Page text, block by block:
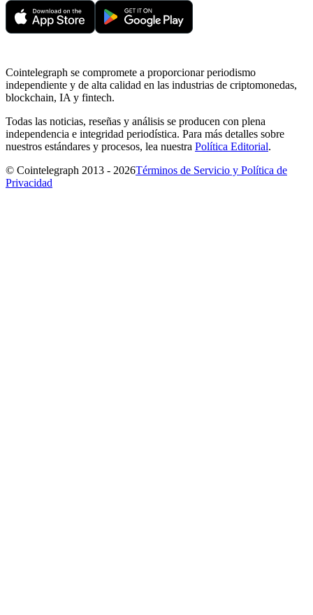
Cointelegraph se compromete a proporcionar periodismo
independiente y de alta calidad en las industrias de criptomonedas,
blockchain, IA y fintech.
Todas las noticias, reseñas y análisis se producen con plena
independencia e integridad periodística. Para más detalles sobre
nuestros estándares y procesos, lea nuestra Política Editorial.
© Cointelegraph 2013 - 2026Términos de Servicio y Política de
Privacidad